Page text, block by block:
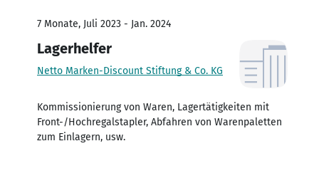
7 Monate, Juli 2023 - Jan. 2024
Lagerhelfer
Netto Marken-Discount Stiftung & Co. KG
Kommissionierung von Waren, Lagertätigkeiten mit
Front-/Hochregalstapler, Abfahren von Warenpaletten
zum Einlagern, usw.